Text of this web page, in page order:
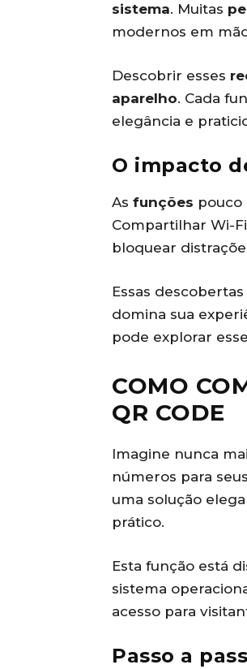
sistema. Muitas
modernos em
Descobrir esses
aparelho. Cada
elegância e
O impacto
As funções pouco
Compartilhar Wi-
bloquear
Essas
domina sua
pode explorar
COMO
QR CODE
Imagine nunca
números para
uma solução
prático.
Esta função está
sistema
acesso para
Passo a